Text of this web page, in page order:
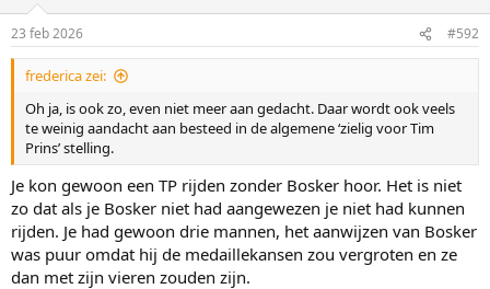
s
:
23 feb 2026 #592
frederica zei:
Oh ja, is ook zo, even niet meer aan gedacht. Daar wordt ook veels
te weinig aandacht aan besteed in de algemene ‘zielig voor Tim
Prins’ stelling.
Je kon gewoon een TP rijden zonder Bosker hoor. Het is niet
zo dat als je Bosker niet had aangewezen je niet had kunnen
rijden. Je had gewoon drie mannen, het aanwijzen van Bosker
was puur omdat hij de medaillekansen zou vergroten en ze
dan met zijn vieren zouden zijn.